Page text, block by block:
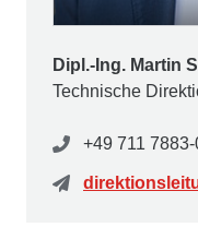
Dipl.-Ing. Martin
Technische
+49 711 7883-